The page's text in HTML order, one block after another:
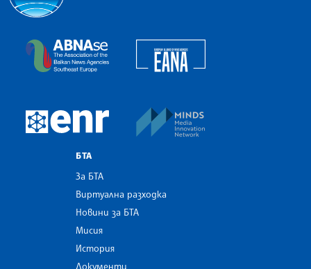
The Assocoation of the Balkan News Agencies
European Newsroom
БТА
За БТА
Виртуална разходка
Новини за БТА
Мисия
История
Документи